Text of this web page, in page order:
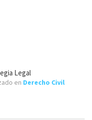
Legal
en Derecho Civil